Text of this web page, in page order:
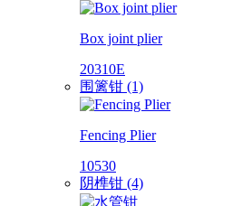
Box joint plier
20310E
围篱钳 (1)
Fencing Plier
10530
阴榫钳 (4)